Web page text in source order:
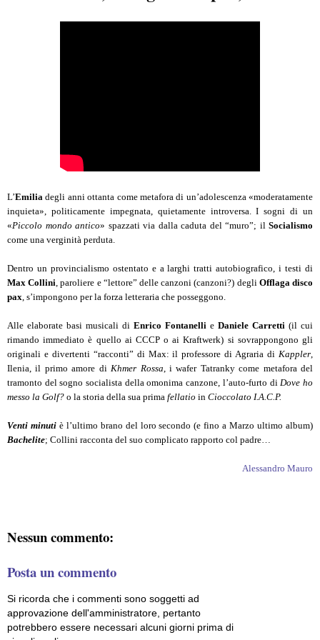
L’Emilia degli anni ottanta come metafora di un’adolescenza «moderatamente
inquieta», politicamente impegnata, quietamente introversa. I sogni di un
«Piccolo mondo antico» spazzati via dalla caduta del “muro”; il Socialismo
come una verginità perduta.
Dentro un provincialismo ostentato e a larghi tratti autobiografico, i testi di
Max Collini , paroliere e “lettore” delle canzoni (canzoni?) degli Offlaga disco
pax , s’impongono per la forza letteraria che posseggono.
Alle elaborate basi musicali di Enrico Fontanelli e Daniele Carretti (il cui
rimando immediato è quello ai CCCP o ai Kraftwerk) si sovrappongono gli
originali e divertenti “racconti” di Max: il professore di Agraria di Kappler
Ilenia, il primo amore di Khmer Rossa , i wafer Tatranky come metafora del
tramonto del sogno socialista della omonima canzone, l’auto-furto di Dove ho
messo la Golf? o la storia della sua prima fellatio in Cioccolato I.A.C.P.
Venti minutiè l’ultimo brano del loro secondo (e fino a Marzo ultimo album)
Bachelite; Collini racconta del suo complicato rapporto col padre…
Alessandro Mauro
Nessun commento:
Posta un commento
Si ricorda che i commenti sono soggetti ad
approvazione dell'amministratore, pertanto
potrebbero essere necessari alcuni giorni prima di